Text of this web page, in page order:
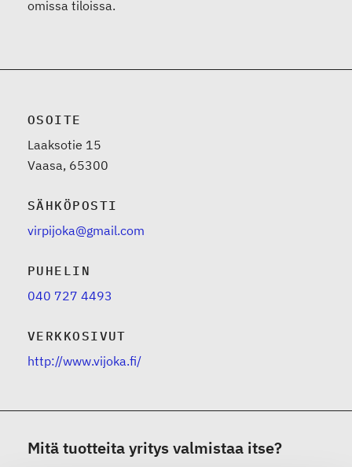
omissa tiloissa.
OSOITE
Laaksotie 15
Vaasa, 65300
SÄHKÖPOSTI
virpijoka@gmail.com
PUHELIN
040 727 4493
VERKKOSIVUT
http://www.vijoka.fi/
Mitä tuotteita yritys valmistaa itse?